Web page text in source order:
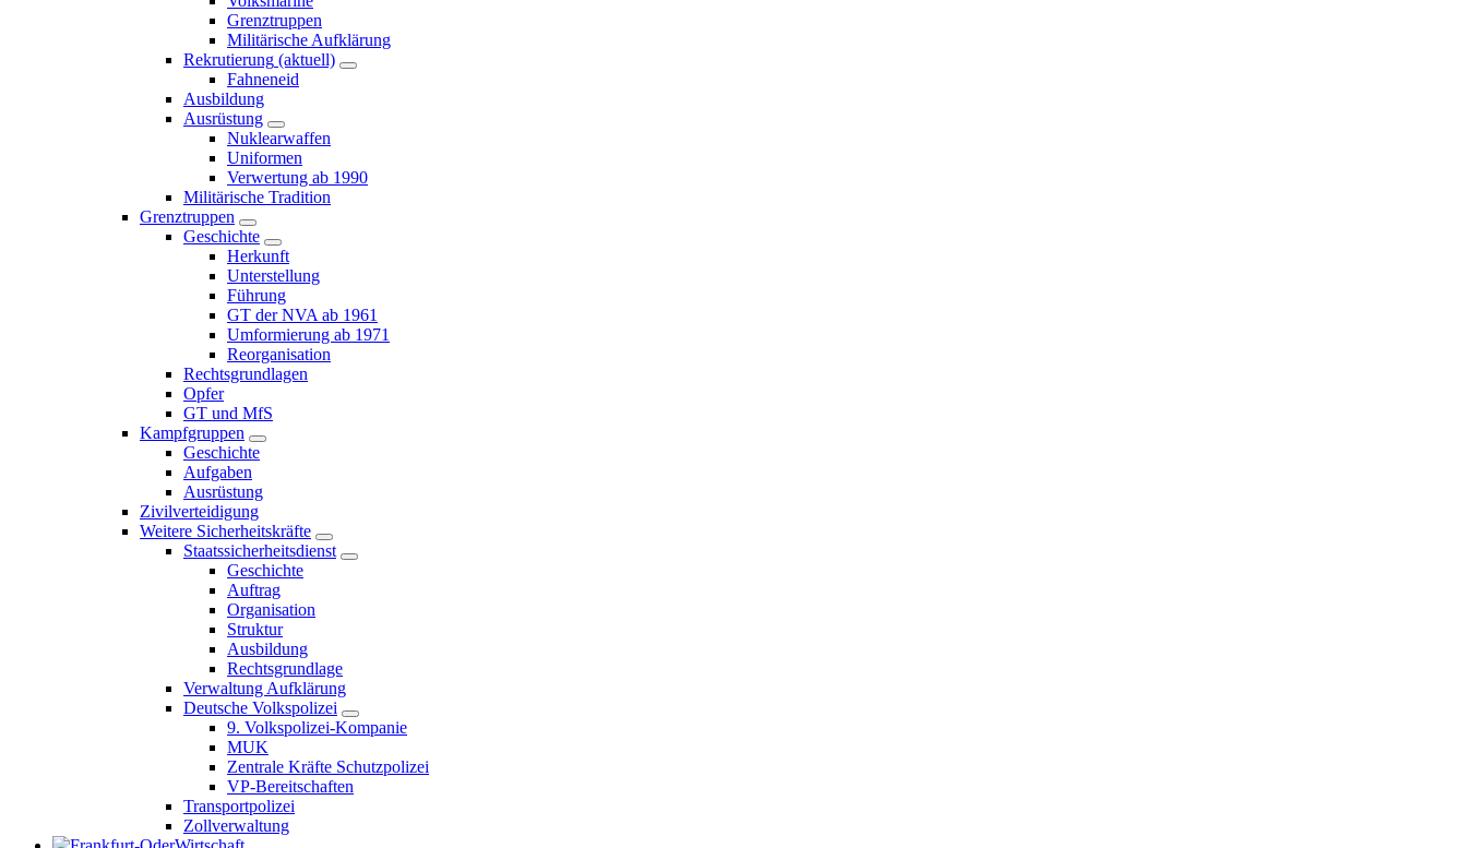
Grenztruppen
Militärische Aufklärung
Rekrutierung (aktuell)
Fahneneid
Ausbildung
Ausrüstung
Nuklearwaffen
Uniformen
Verwertung ab 1990
Militärische Tradition
Grenztruppen
Geschichte
Herkunft
Unterstellung
Führung
GT der NVA ab 1961
Umformierung ab 1971
Reorganisation
Rechtsgrundlagen
Opfer
GT und MfS
Kampfgruppen
Geschichte
Aufgaben
Ausrüstung
Zivilverteidigung
Weitere Sicherheitskräfte
Staatssicherheitsdienst
Geschichte
Auftrag
Organisation
Struktur
Ausbildung
Rechtsgrundlage
Verwaltung Aufklärung
Deutsche Volkspolizei
9. Volkspolizei-Kompanie
MUK
Zentrale Kräfte Schutzpolizei
VP-Bereitschaften
Transportpolizei
Zollverwaltung